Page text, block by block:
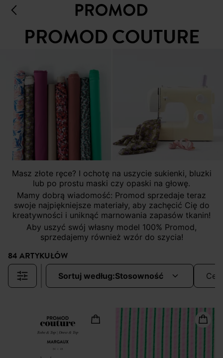
PROMOD COUTURE
Masz złote ręce? I ochotę na uszycie sukienki, bluzki
lub po prostu maski czy opaski na głowę.
Mamy dobrą wiadomość: Promod sprzedaje teraz
swoje najpiękniejsze materiały, aby zachęcić Cię do
kreatywności i uniknąć marnowania zapasów tkanin!
Aby uszyć swój własny model 100% Promod,
sprzedajemy również wzór do szycia!
84 ARTYKUŁÓW
sortuj według: stosowność